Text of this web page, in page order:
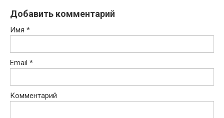
Добавить комментарий
Имя *
Email *
Комментарий